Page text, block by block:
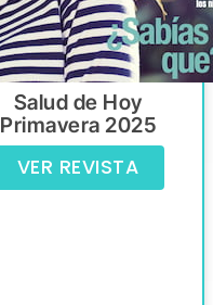
Salud de Hoy
Primavera 2025
VER REVISTA